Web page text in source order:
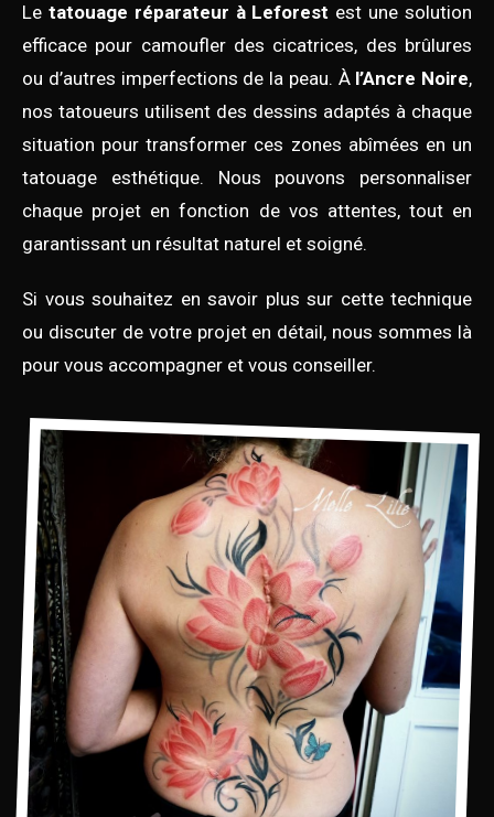
Le tatouage réparateur à Leforest est une solution
efficace pour camoufler des cicatrices, des brûlures
ou d’autres imperfections de la peau. À l’Ancre Noire,
nos tatoueurs utilisent des dessins adaptés à chaque
situation pour transformer ces zones abîmées en un
tatouage esthétique. Nous pouvons personnaliser
chaque projet en fonction de vos attentes, tout en
garantissant un résultat naturel et soigné.
Si vous souhaitez en savoir plus sur cette technique
ou discuter de votre projet en détail, nous sommes là
pour vous accompagner et vous conseiller.